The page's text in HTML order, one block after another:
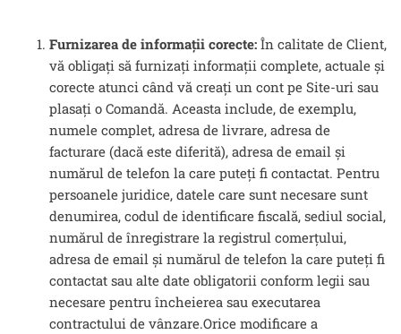
Furnizarea de informații corecte: În calitate de Client,
vă obligați să furnizați informații complete, actuale și
corecte atunci când vă creați un cont pe Site-uri sau
plasați o Comandă. Aceasta include, de exemplu,
numele complet, adresa de livrare, adresa de
facturare (dacă este diferită), adresa de email și
numărul de telefon la care puteți fi contactat. Pentru
persoanele juridice, datele care sunt necesare sunt
denumirea, codul de identificare fiscală, sediul social,
numărul de înregistrare la registrul comerțului,
adresa de email și numărul de telefon la care puteți fi
contactat sau alte date obligatorii conform legii sau
necesare pentru încheierea sau executarea
contractului de vânzare.Orice modificare a